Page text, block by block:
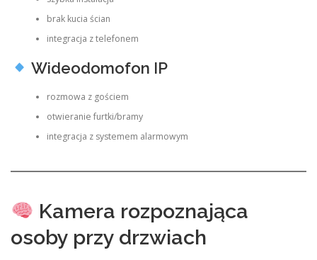
brak kucia ścian
integracja z telefonem
Wideodomofon IP
rozmowa z gościem
otwieranie furtki/bramy
integracja z systemem alarmowym
Kamera rozpoznająca
osoby przy drzwiach